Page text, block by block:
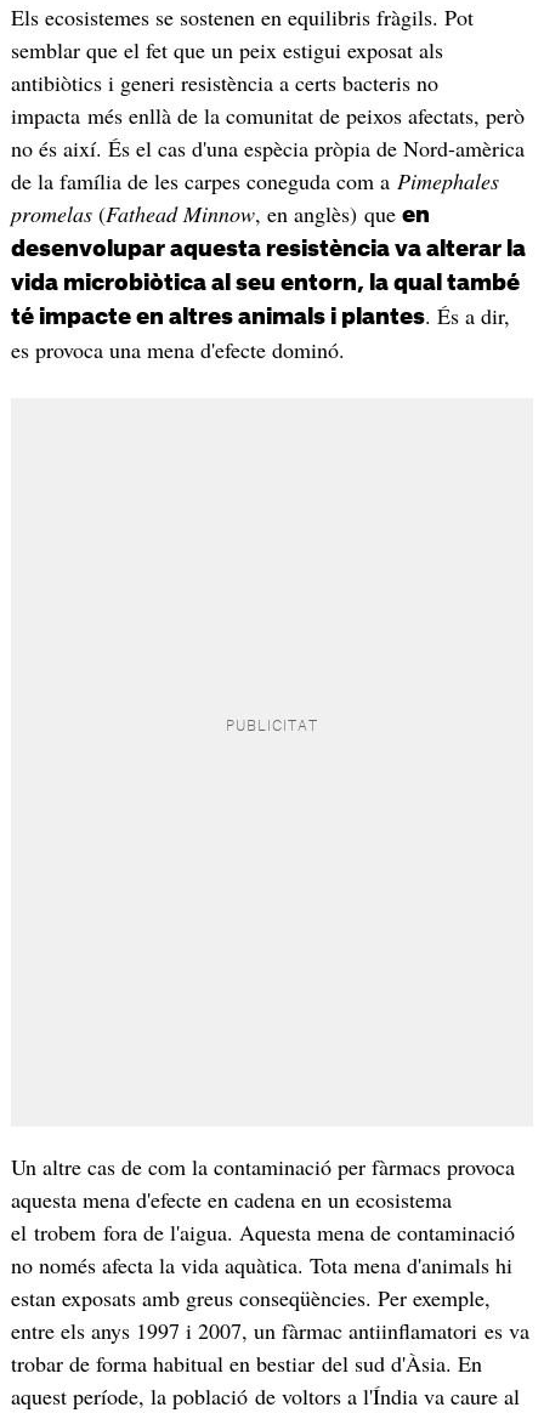
Els ecosistemes se sostenen en equilibris fràgils. Pot
semblar que el fet que un peix estigui exposat als
antibiòtics i generi resistència a certs bacteris no
impacta més enllà de la comunitat de peixos afectats, però
no és així. És el cas d'una espècia pròpia de Nord-amèrica
de la família de les carpes coneguda com a Pimephales
promelas(Fathead Minnow, en anglès) que en
desenvolupar aquesta resistència va alterar la
vida microbiòtica al seu entorn, la qual també
té impacte en altres animals i plantes. És a dir,
es provoca una mena d'efecte dominó.
Un altre cas de com la contaminació per fàrmacs provoca
aquesta mena d'efecte en cadena en un ecosistema
el trobem fora de l'aigua. Aquesta mena de contaminació
no només afecta la vida aquàtica. Tota mena d'animals hi
estan exposats amb greus conseqüències. Per exemple,
entre els anys 1997 i 2007, un fàrmac antiinflamatori es va
trobar de forma habitual en bestiar del sud d'Àsia. En
aquest període, la població de voltors a l'Índia va caure al